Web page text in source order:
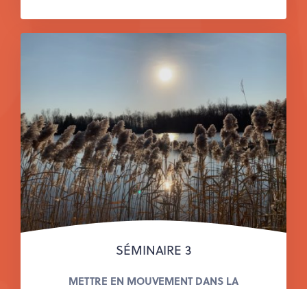
SÉMINAIRE 3
METTRE EN MOUVEMENT DANS LA